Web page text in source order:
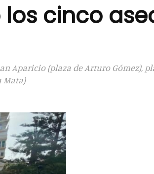
cinco
Aparicio (plaza de Arturo Gómez),
Mata)